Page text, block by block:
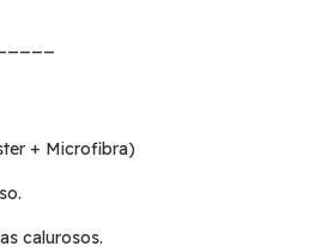
+ Microfibra)
calurosos.